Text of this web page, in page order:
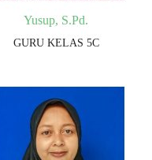
Yusup, S.Pd.
GURU KELAS 5C